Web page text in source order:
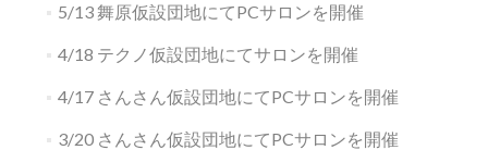
5/13 舞原仮設団地にてPCサロンを開催
4/18 テクノ仮設団地にてサロンを開催
4/17 さんさん仮設団地にてPCサロンを開催
3/20 さんさん仮設団地にてPCサロンを開催